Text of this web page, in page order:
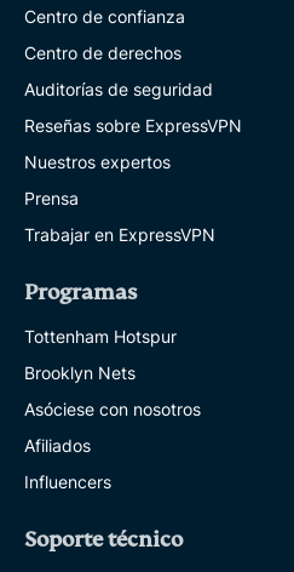
Centro de confianza
Centro de derechos
Auditorías de seguridad
Reseñas sobre ExpressVPN
Nuestros expertos
Prensa
Trabajar en ExpressVPN
Programas
Tottenham Hotspur
Brooklyn Nets
Asóciese con nosotros
Afiliados
Influencers
Soporte técnico